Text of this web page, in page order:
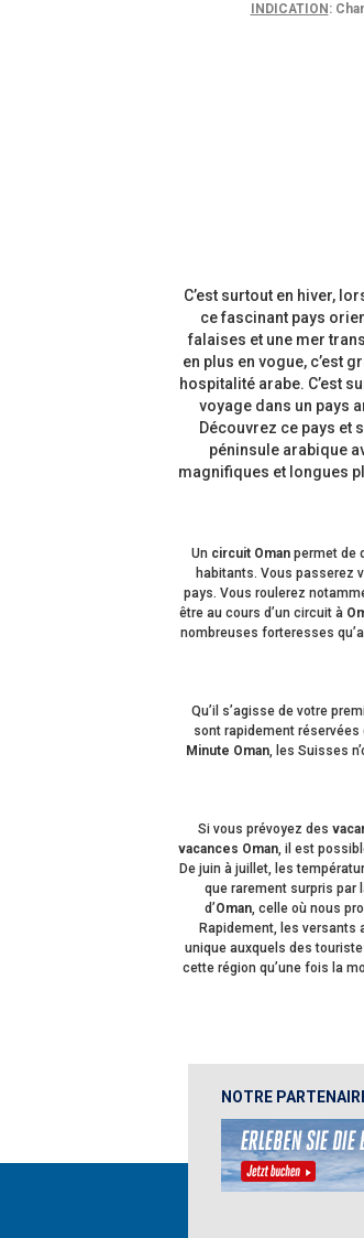
INDICATION :
C’est surtout en hiver,
ce fascinant pays
falaises et une mer
en plus en vogue, c’est
hospitalité arabe. C’est
voyage dans un pays
Découvrez ce pays et
péninsule arabique
magnifiques et longues
Un circuit Oman permet de
habitants. Vous passerez
pays. Vous roulerez
être au cours d’un circuit à
nombreuses forteresses
Qu’il s’agisse de votre
sont rapidement
Minute Oman, les Suisses
Si vous prévoyez des
vacances Oman, il est
De juin à juillet, les
que rarement surpris par
d’Oman, celle où nous
Rapidement, les versants
unique auxquels des
cette région qu’une fois la
NOTRE